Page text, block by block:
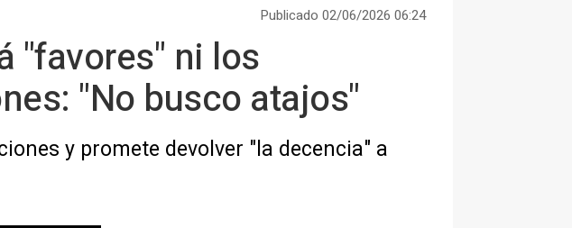
Publicado 02/06/2026 06:24
"favores" ni los
"No busco atajos"
y promete devolver "la decencia" a